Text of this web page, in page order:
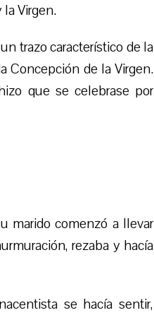
Virgen.
trazo característico de la
Concepción de la Virgen.
que se celebrase por
marido comenzó a llevar
rezaba y hacía
se hacía sentir,